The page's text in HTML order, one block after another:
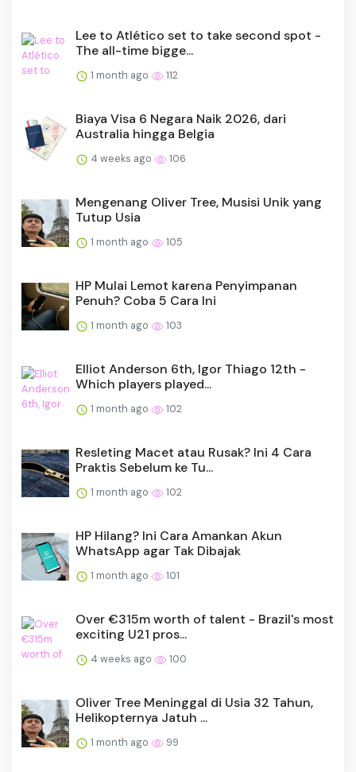
Lee to Atlético set to take second spot -
The all-time bigge...
1 month ago 112
Biaya Visa 6 Negara Naik 2026, dari
Australia hingga Belgia
4 weeks ago 106
Mengenang Oliver Tree, Musisi Unik yang
Tutup Usia
1 month ago 105
HP Mulai Lemot karena Penyimpanan
Penuh? Coba 5 Cara Ini
1 month ago 103
Elliot Anderson 6th, Igor Thiago 12th -
Which players played...
1 month ago 102
Resleting Macet atau Rusak? Ini 4 Cara
Praktis Sebelum ke Tu...
1 month ago 102
HP Hilang? Ini Cara Amankan Akun
WhatsApp agar Tak Dibajak
1 month ago 101
Over €315m worth of talent - Brazil's most
exciting U21 pros...
4 weeks ago 100
Oliver Tree Meninggal di Usia 32 Tahun,
Helikopternya Jatuh ...
1 month ago 99